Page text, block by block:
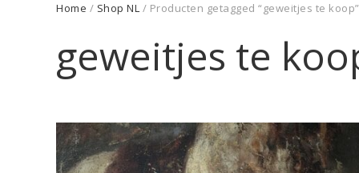
Home / Shop NL / Producten getagged “geweitjes te koop”
geweitjes te